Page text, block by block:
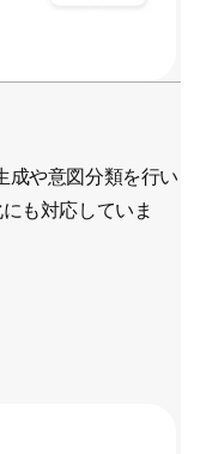
成や意図分類を行い
も対応していま